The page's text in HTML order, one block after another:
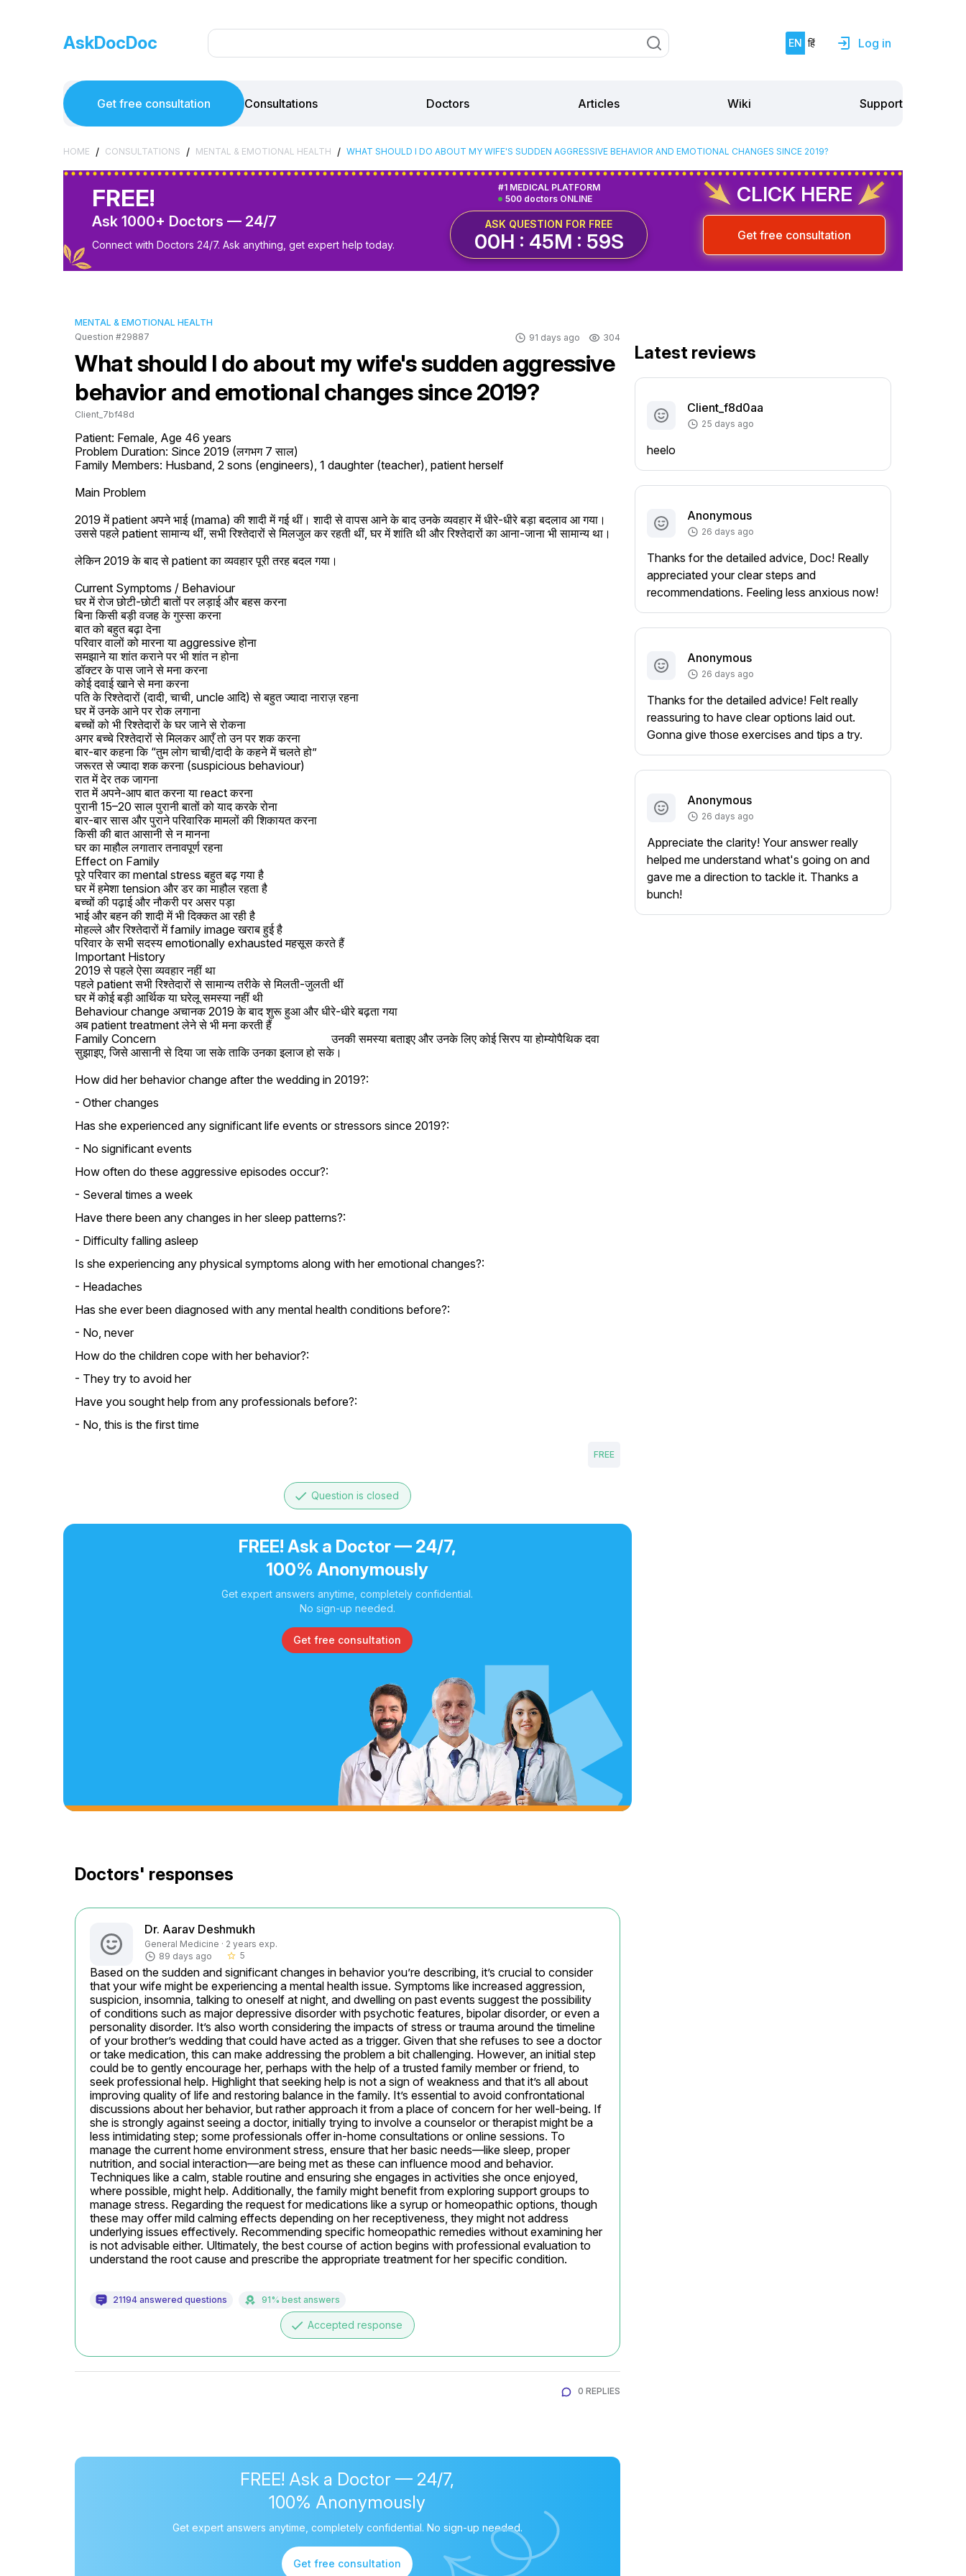
AskDocDoc EN हिं Log in
Get free consultation Consultations Doctors Articles Wiki Support
HOME / CONSULTATIONS / MENTAL & EMOTIONAL HEALTH / WHAT SHOULD I DO ABOUT MY WIFE'S SUDDEN AGGRESSIVE BEHAVIOR AND EMOTIONAL CHANGES SINCE 2019?
FREE!
Ask 1000+ Doctors — 24/7
Connect with Doctors 24/7. Ask anything, get expert help today.
500 doctors ONLINE
#1 MEDICAL PLATFORM
ASK QUESTION FOR FREE
00H : 45M : 58S
CLICK HERE
Get free consultation
MENTAL & EMOTIONAL HEALTH
Question #29887
91 days ago 304
What should I do about my wife's sudden aggressive
behavior and emotional changes since 2019?
Client_7bf48d
Patient: Female, Age 46 years
Problem Duration: Since 2019 (लगभग 7 साल)
Family Members: Husband, 2 sons (engineers), 1 daughter (teacher), patient herself
Main Problem
2019 में patient अपने भाई (mama) की शादी में गई थीं। शादी से वापस आने के बाद उनके व्यवहार में धीरे-धीरे बड़ा बदलाव आ गया।
उससे पहले patient सामान्य थीं, सभी रिश्तेदारों से मिलजुल कर रहती थीं, घर में शांति थी और रिश्तेदारों का आना-जाना भी सामान्य था।
लेकिन 2019 के बाद से patient का व्यवहार पूरी तरह बदल गया।
Current Symptoms / Behaviour
घर में रोज छोटी-छोटी बातों पर लड़ाई और बहस करना
बिना किसी बड़ी वजह के गुस्सा करना
बात को बहुत बढ़ा देना
परिवार वालों को मारना या aggressive होना
समझाने या शांत कराने पर भी शांत न होना
डॉक्टर के पास जाने से मना करना
कोई दवाई खाने से मना करना
पति के रिश्तेदारों (दादी, चाची, uncle आदि) से बहुत ज्यादा नाराज़ रहना
घर में उनके आने पर रोक लगाना
बच्चों को भी रिश्तेदारों के घर जाने से रोकना
अगर बच्चे रिश्तेदारों से मिलकर आएँ तो उन पर शक करना
बार-बार कहना कि “तुम लोग चाची/दादी के कहने में चलते हो”
जरूरत से ज्यादा शक करना (suspicious behaviour)
रात में देर तक जागना
रात में अपने-आप बात करना या react करना
पुरानी 15–20 साल पुरानी बातों को याद करके रोना
बार-बार सास और पुराने परिवारिक मामलों की शिकायत करना
किसी की बात आसानी से न मानना
घर का माहौल लगातार तनावपूर्ण रहना
Effect on Family
पूरे परिवार का mental stress बहुत बढ़ गया है
घर में हमेशा tension और डर का माहौल रहता है
बच्चों की पढ़ाई और नौकरी पर असर पड़ा
भाई और बहन की शादी में भी दिक्कत आ रही है
मोहल्ले और रिश्तेदारों में family image खराब हुई है
परिवार के सभी सदस्य emotionally exhausted महसूस करते हैं
Important History
2019 से पहले ऐसा व्यवहार नहीं था
पहले patient सभी रिश्तेदारों से सामान्य तरीके से मिलती-जुलती थीं
घर में कोई बड़ी आर्थिक या घरेलू समस्या नहीं थी
Behaviour change अचानक 2019 के बाद शुरू हुआ और धीरे-धीरे बढ़ता गया
अब patient treatment लेने से भी मना करती हैं
Family Concern                                                             उनकी समस्या बताइए और उनके लिए कोई सिरप या होम्योपैथिक दवा
सुझाइए, जिसे आसानी से दिया जा सके ताकि उनका इलाज हो सके।
How did her behavior change after the wedding in 2019?:
- Other changes
Has she experienced any significant life events or stressors since 2019?:
- No significant events
How often do these aggressive episodes occur?:
- Several times a week
Have there been any changes in her sleep patterns?:
- Difficulty falling asleep
Is she experiencing any physical symptoms along with her emotional changes?:
- Headaches
Has she ever been diagnosed with any mental health conditions before?:
- No, never
How do the children cope with her behavior?:
- They try to avoid her
Have you sought help from any professionals before?:
- No, this is the first time
FREE
done Question is closed
FREE! Ask a Doctor — 24/7,
100% Anonymously
Get expert answers anytime, completely confidential.
No sign-up needed.
Get free consultation
Doctors' responses
Dr. Aarav Deshmukh
General Medicine · 2 years exp.
89 days ago
star_border 5
Based on the sudden and significant changes in behavior you’re describing, it’s crucial to consider
that your wife might be experiencing a mental health issue. Symptoms like increased aggression,
suspicion, insomnia, talking to oneself at night, and dwelling on past events suggest the possibility
of conditions such as major depressive disorder with psychotic features, bipolar disorder, or even a
personality disorder. It’s also worth considering the impacts of stress or trauma around the timeline
of your brother’s wedding that could have acted as a trigger. Given that she refuses to see a doctor
or take medication, this can make addressing the problem a bit challenging. However, an initial step
could be to gently encourage her, perhaps with the help of a trusted family member or friend, to
seek professional help. Highlight that seeking help is not a sign of weakness and that it’s all about
improving quality of life and restoring balance in the family. It’s essential to avoid confrontational
discussions about her behavior, but rather approach it from a place of concern for her well-being. If
she is strongly against seeing a doctor, initially trying to involve a counselor or therapist might be a
less intimidating step; some professionals offer in-home consultations or online sessions. To
manage the current home environment stress, ensure that her basic needs—like sleep, proper
nutrition, and social interaction—are being met as these can influence mood and behavior.
Techniques like a calm, stable routine and ensuring she engages in activities she once enjoyed,
where possible, might help. Additionally, the family might benefit from exploring support groups to
manage stress. Regarding the request for medications like a syrup or homeopathic options, though
these may offer mild calming effects depending on her receptiveness, they might not address
underlying issues effectively. Recommending specific homeopathic remedies without examining her
is not advisable either. Ultimately, the best course of action begins with professional evaluation to
understand the root cause and prescribe the appropriate treatment for her specific condition.
21194 answered questions 91% best answers
done Accepted response
0 REPLIES
FREE! Ask a Doctor — 24/7,
100% Anonymously
Get expert answers anytime, completely confidential. No sign-up needed.
Get free consultation
Latest reviews
Client_f8d0aa
25 days ago
heelo
Anonymous
26 days ago
Thanks for the detailed advice, Doc! Really
appreciated your clear steps and
recommendations. Feeling less anxious now!
Anonymous
26 days ago
Thanks for the detailed advice! Felt really
reassuring to have clear options laid out.
Gonna give those exercises and tips a try.
Anonymous
26 days ago
Appreciate the clarity! Your answer really
helped me understand what's going on and
gave me a direction to tackle it. Thanks a
bunch!